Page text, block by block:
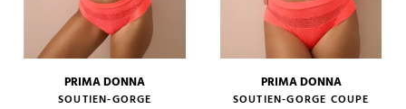
PRIMA DONNA
SOUTIEN-GORGE
PRIMA DONNA
SOUTIEN-GORGE COUPE